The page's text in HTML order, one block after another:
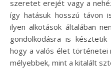
szeretet erejét vagy a
így hatásuk hosszú távon
ilyen alkotások általában
gondolkodásra is
hogy a valós élet történetei
mélyebbek, mint a kitalált